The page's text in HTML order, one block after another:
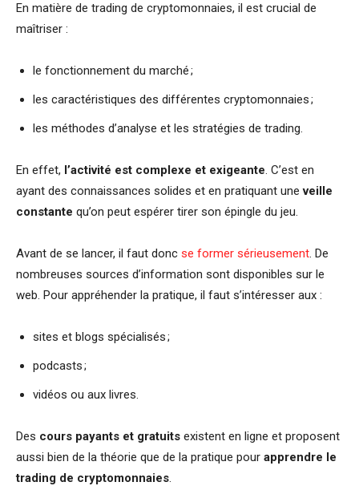
En matière de trading de cryptomonnaies, il est crucial de
maîtriser :
le fonctionnement du marché ;
les caractéristiques des différentes cryptomonnaies ;
les méthodes d’analyse et les stratégies de trading.
En effet, l’activité est complexe et exigeante. C’est en
ayant des connaissances solides et en pratiquant uneveille
constante qu’on peut espérer tirer son épingle du jeu.
Avant de se lancer, il faut donc se former sérieusement. De
nombreuses sources d’information sont disponibles sur le
web. Pour appréhender la pratique, il faut s’intéresser aux :
sites et blogs spécialisés ;
podcasts ;
vidéos ou aux livres.
Des cours payants et gratuits existent en ligne et proposent
aussi bien de la théorie que de la pratique pour apprendre le
trading de cryptomonnaies.